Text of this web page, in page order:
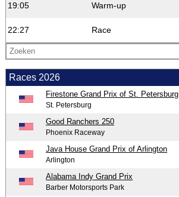
19:05 Warm-up
22:27 Race
Races 2026
Firestone Grand Prix of St. Petersburg
St. Petersburg
Good Ranchers 250
Phoenix Raceway
Java House Grand Prix of Arlington
Arlington
Alabama Indy Grand Prix
Barber Motorsports Park